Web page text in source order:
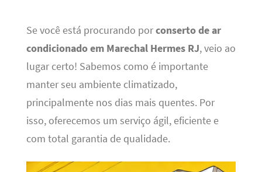
Se você está procurando porconserto de ar
condicionado em Marechal Hermes RJ, veio ao
lugar certo! Sabemos como é importante
manter seu ambiente climatizado,
principalmente nos dias mais quentes. Por
isso, oferecemos um serviço ágil, eficiente e
com total garantia de qualidade.